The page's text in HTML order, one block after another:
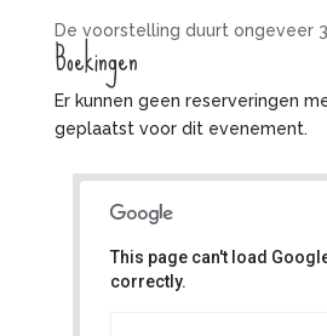
De voorstelling duurt ongeveer
Boekingen
Er kunnen geen reserveringen
geplaatst voor dit evenement.
This page can't load
correctly.